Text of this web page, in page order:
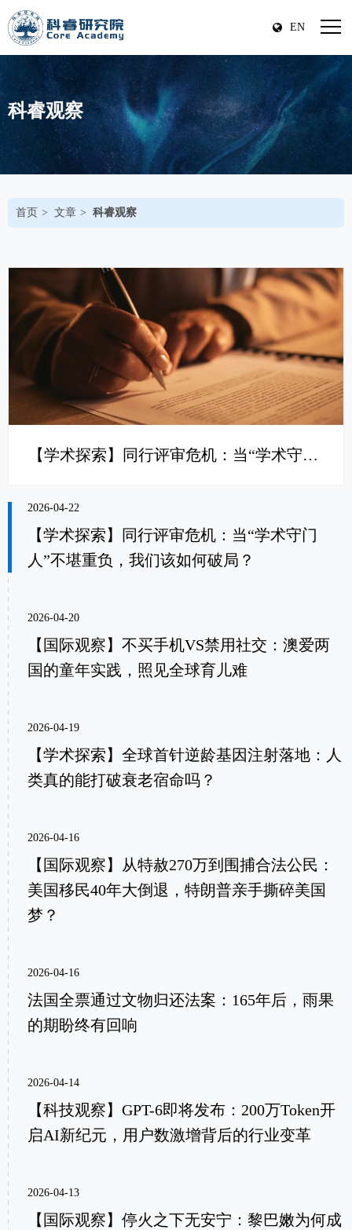
EN
科睿观察
首页 文章 科睿观察
【学术探索】同行评审危机：当“学术守门人”不堪重负，我们该如何破局？
2026-04-22
【学术探索】同行评审危机：当“学术守门
人”不堪重负，我们该如何破局？
2026-04-20
【国际观察】不买手机VS禁用社交：澳爱两
国的童年实践，照见全球育儿难
2026-04-19
【学术探索】全球首针逆龄基因注射落地：人
类真的能打破衰老宿命吗？
2026-04-16
【国际观察】从特赦270万到围捕合法公民：
美国移民40年大倒退，特朗普亲手撕碎美国
梦？
2026-04-16
法国全票通过文物归还法案：165年后，雨果
的期盼终有回响
2026-04-14
【科技观察】GPT-6即将发布：200万Token开
启AI新纪元，用户数激增背后的行业变革
2026-04-13
【国际观察】停火之下无安宁：​黎巴嫩为何成